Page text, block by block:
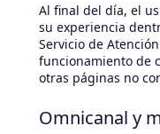
Al final del día, el
su experiencia
Servicio de
funcionamiento de
otras páginas no
Omnicanal y